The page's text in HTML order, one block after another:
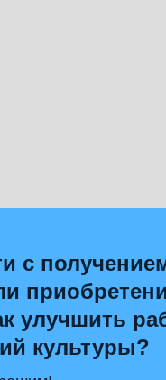
с
улучшить
культуры?